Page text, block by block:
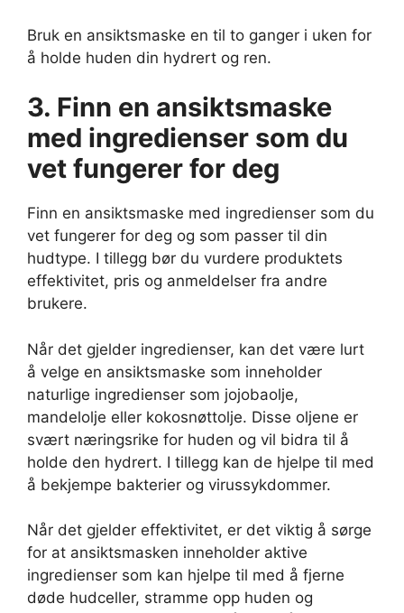
Bruk en ansiktsmaske en til to ganger i uken for
å holde huden din hydrert og ren.
3. Finn en ansiktsmaske
med ingredienser som du
vet fungerer for deg
Finn en ansiktsmaske med ingredienser som du
vet fungerer for deg og som passer til din
hudtype. I tillegg bør du vurdere produktets
effektivitet, pris og anmeldelser fra andre
brukere.
Når det gjelder ingredienser, kan det være lurt
å velge en ansiktsmaske som inneholder
naturlige ingredienser som jojobaolje,
mandelolje eller kokosnøttolje. Disse oljene er
svært næringsrike for huden og vil bidra til å
holde den hydrert. I tillegg kan de hjelpe til med
å bekjempe bakterier og virussykdommer.
Når det gjelder effektivitet, er det viktig å sørge
for at ansiktsmasken inneholder aktive
ingredienser som kan hjelpe til med å fjerne
døde hudceller, stramme opp huden og